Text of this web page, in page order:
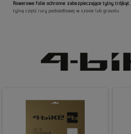
Rowerowe folie ochronne zabezpieczające tylny trójkąt
tylną część rury podsiodłowej w szosie lub gravelu.